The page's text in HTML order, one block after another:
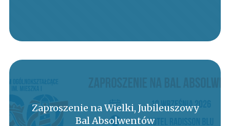
Zaproszenie na Wielki, Jubileuszowy
Bal Absolwentów